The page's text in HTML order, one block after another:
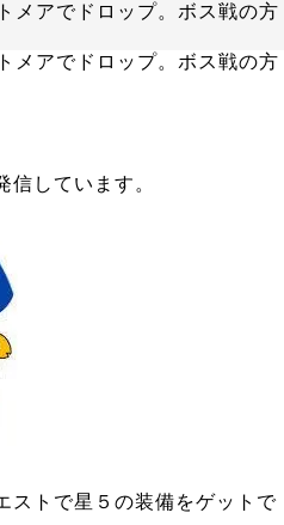
メアでドロップ。ボス戦の方
メアでドロップ。ボス戦の方
信しています。
ストで星５の装備をゲットで